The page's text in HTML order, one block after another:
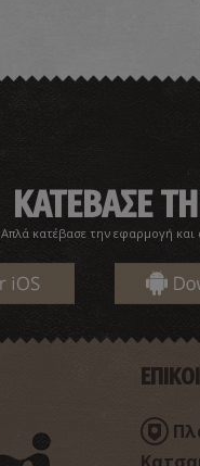
ΚΑΤΕΒΑΣΕ
Απλά κατέβασε την εφαρμογή